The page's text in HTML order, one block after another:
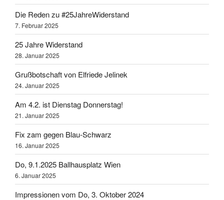
Die Reden zu #25JahreWiderstand
7. Februar 2025
25 Jahre Widerstand
28. Januar 2025
Grußbotschaft von Elfriede Jelinek
24. Januar 2025
Am 4.2. ist Dienstag Donnerstag!
21. Januar 2025
Fix zam gegen Blau-Schwarz
16. Januar 2025
Do, 9.1.2025 Ballhausplatz Wien
6. Januar 2025
Impressionen vom Do, 3. Oktober 2024